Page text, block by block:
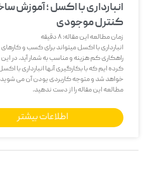
انبارداری با اکسل ؛ آموزش
کنترل موجودی
زمان مطالعه این مقاله:8دقیقه
انبارداری با اکسل میتواند برای کسب و
راهکاری کم هزینه و مناسب به شمار آید. در این
کرده ایم که با بکارگیری آنها انبارداری با
خواهد شد و متوجه کاربردی یودن آن می
مطالعه این مقاله را از دست ندهید.
اطلاعات بیشتر